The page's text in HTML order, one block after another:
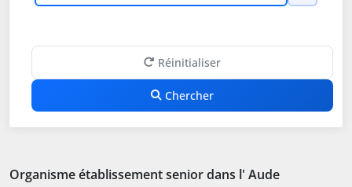
Réinitialiser
Chercher
Organisme établissement senior dans l' Aude